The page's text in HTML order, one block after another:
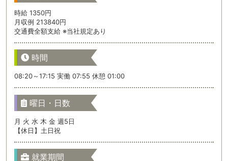
時給 1350円
月収例 213840円
交通費全額支給 ※当社規定あり
時間
08:20～17:15 実働 07:55 休憩 01:00
曜日・日数
月 火 水 木 金 週5日
【休日】土日祝
就業期間